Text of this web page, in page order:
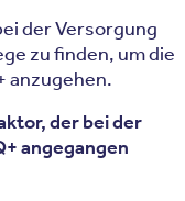
der Versorgung
zu finden, um die
anzugehen.
der bei der
angegangen